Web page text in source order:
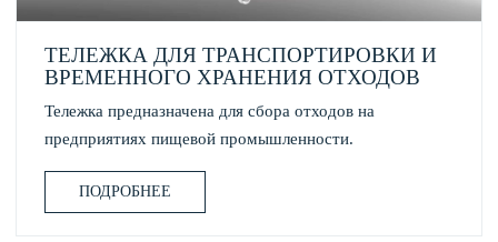
ТЕЛЕЖКА ДЛЯ ТРАНСПОРТИРОВКИ И
ВРЕМЕННОГО ХРАНЕНИЯ ОТХОДОВ
Тележка предназначена для сбора отходов на
предприятиях пищевой промышленности.
ПОДРОБНЕЕ